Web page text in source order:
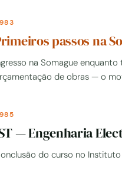
passos na
na Somague
de obras — o
— Engenharia
do curso no Instituto